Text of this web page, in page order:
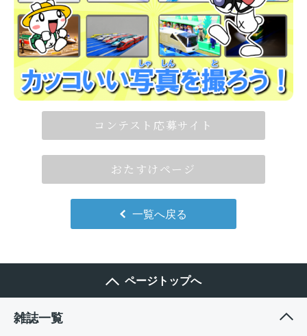
コンテスト応募サイト
おたすけページ
一覧へ戻る
ページトップへ
雑誌一覧